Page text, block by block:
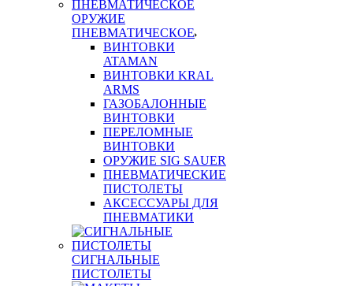
ОРУЖИЕ
ПНЕВМАТИЧЕСКОЕ
ВИНТОВКИ
ATAMAN
ВИНТОВКИ KRAL
ARMS
ГАЗОБАЛОННЫЕ
ВИНТОВКИ
ПЕРЕЛОМНЫЕ
ВИНТОВКИ
ОРУЖИЕ SIG SAUER
ПНЕВМАТИЧЕСКИЕ
ПИСТОЛЕТЫ
АКСЕССУАРЫ ДЛЯ
ПНЕВМАТИКИ
СИГНАЛЬНЫЕ
ПИСТОЛЕТЫ